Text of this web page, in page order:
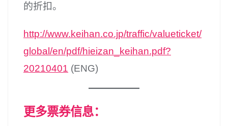
的折扣。
http://www.keihan.co.jp/traffic/valueticket/
global/en/pdf/hieizan_keihan.pdf?
20210401 (ENG)
更多票券信息：